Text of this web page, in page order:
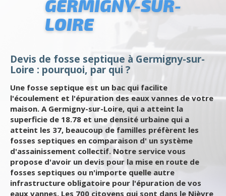
GERMIGNY-SUR-
LOIRE
Devis de fosse septique à Germigny-sur-
Loire : pourquoi, par qui ?
Une fosse septique est un bac qui facilite
l'écoulement et l'épuration des eaux vannes de votre
maison. A Germigny-sur-Loire, qui a atteint la
superficie de 18.78 et une densité urbaine qui a
atteint les 37, beaucoup de familles préfèrent les
fosses septiques en comparaison d' un système
d'assainissement collectif. Notre service vous
propose d'avoir un devis pour la mise en route de
fosses septiques ou n'importe quelle autre
infrastructure obligatoire pour l'épuration de vos
eaux vannes. Les 700 citoyens qui sont dans le Nièvre